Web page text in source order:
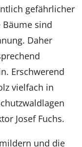
gefährlicher
sind
Daher
Erschwerend
vielfach in
Josef Fuchs.
und die